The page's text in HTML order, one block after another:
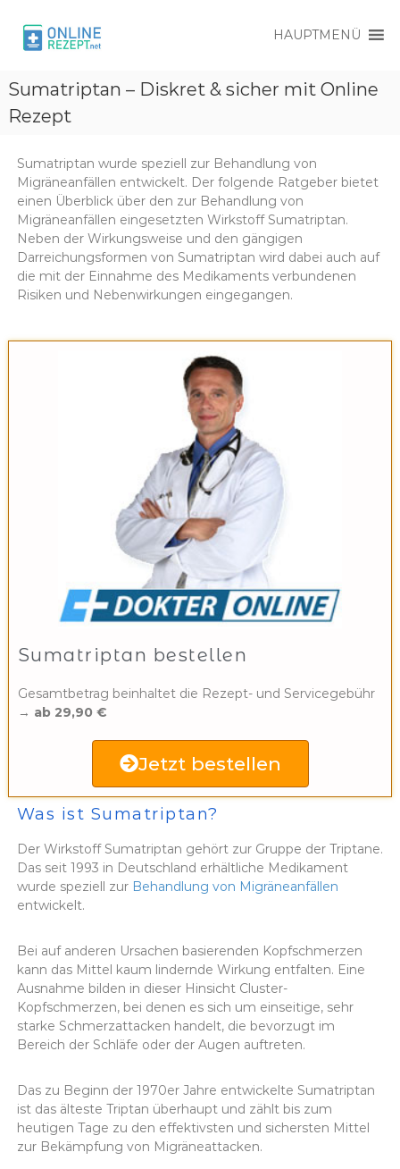
n
l
n
e
R
e
z
e
p
t
n
l
i
R
e
e
p
t
HAUPTMENÜ
Sumatriptan – Diskret & sicher mit Online
Rezept
Sumatriptan wurde speziell zur Behandlung von
Migräneanfällen entwickelt. Der folgende Ratgeber bietet
einen Überblick über den zur Behandlung von
Migräneanfällen eingesetzten Wirkstoff Sumatriptan.
Neben der Wirkungsweise und den gängigen
Darreichungsformen von Sumatriptan wird dabei auch auf
die mit der Einnahme des Medikaments verbundenen
Risiken und Nebenwirkungen eingegangen.
Sumatriptan bestellen
Gesamtbetrag beinhaltet die Rezept- und Servicegebühr
→ ab 29,90 €
Jetzt bestellen
Was ist Sumatriptan?
Der Wirkstoff Sumatriptan gehört zur Gruppe der Triptane.
Das seit 1993 in Deutschland erhältliche Medikament
wurde speziell zur Behandlung von Migräneanfällen
entwickelt.
Bei auf anderen Ursachen basierenden Kopfschmerzen
kann das Mittel kaum lindernde Wirkung entfalten. Eine
Ausnahme bilden in dieser Hinsicht Cluster-
Kopfschmerzen, bei denen es sich um einseitige, sehr
starke Schmerzattacken handelt, die bevorzugt im
Bereich der Schläfe oder der Augen auftreten.
Das zu Beginn der 1970er Jahre entwickelte Sumatriptan
ist das älteste Triptan überhaupt und zählt bis zum
heutigen Tage zu den effektivsten und sichersten Mittel
zur Bekämpfung von Migräneattacken.